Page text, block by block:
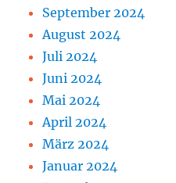
September 2024
August 2024
Juli 2024
Juni 2024
Mai 2024
April 2024
März 2024
Januar 2024